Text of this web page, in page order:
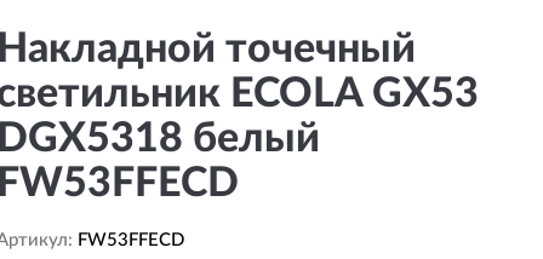
точечный
ECOLA GX53
белый
FW53FFECD